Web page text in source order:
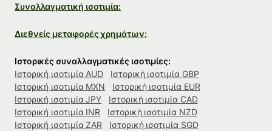
Συναλλαγματική ισοτιμία:
Διεθνείς μεταφορές χρημάτων:
Ιστορικές συναλλαγματικές ισοτιμίες:
Ιστορική ισοτιμία AUD
Ιστορική ισοτιμία GBP
Ιστορική ισοτιμία MXN
Ιστορική ισοτιμία EUR
Ιστορική ισοτιμία JPY
Ιστορική ισοτιμία CAD
Ιστορική ισοτιμία INR
Ιστορική ισοτιμία NZD
Ιστορική ισοτιμία ZAR
Ιστορική ισοτιμία SGD